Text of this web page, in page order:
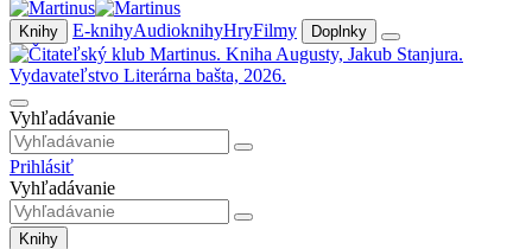
Knihy E-knihyAudioknihyHryFilmy Doplnky
Vyhľadávanie
Prihlásiť
Vyhľadávanie
Knihy